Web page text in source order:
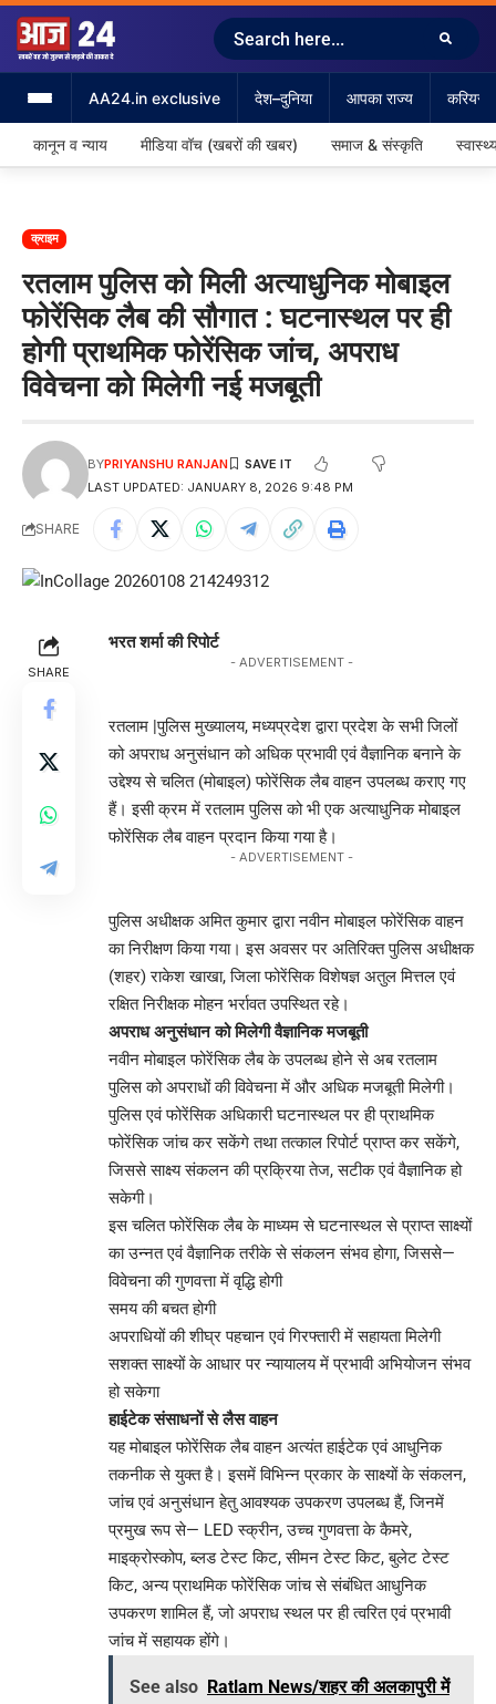
AA24.in exclusive देश–दुनिया आपका राज्य करियर
कानून व न्याय मीडिया वॉच (खबरों की खबर) समाज & संस्कृति
क्राइम
रतलाम पुलिस को मिली अत्याधुनिक मोबाइल
फोरेंसिक लैब की सौगात : घटनास्थल पर ही
होगी प्राथमिक फोरेंसिक जांच, अपराध
विवेचना को मिलेगी नई मजबूती
LAST UPDATED: JANUARY 8, 2026 9:48 PM
BYPRIYANSHU RANJAN
SHARE
SHARE
भरत शर्मा की रिपोर्ट
- ADVERTISEMENT -
रतलाम |पुलिस मुख्यालय, मध्यप्रदेश द्वारा प्रदेश के सभी जिलों
को अपराध अनुसंधान को अधिक प्रभावी एवं वैज्ञानिक बनाने के
उद्देश्य से चलित (मोबाइल) फोरेंसिक लैब वाहन उपलब्ध कराए गए
हैं। इसी क्रम में रतलाम पुलिस को भी एक अत्याधुनिक मोबाइल
फोरेंसिक लैब वाहन प्रदान किया गया है।
- ADVERTISEMENT -
पुलिस अधीक्षक अमित कुमार द्वारा नवीन मोबाइल फोरेंसिक वाहन
का निरीक्षण किया गया। इस अवसर पर अतिरिक्त पुलिस अधीक्षक
(शहर) राकेश खाखा, जिला फोरेंसिक विशेषज्ञ अतुल मित्तल एवं
रक्षित निरीक्षक मोहन भर्रावत उपस्थित रहे।
अपराध अनुसंधान को मिलेगी वैज्ञानिक मजबूती
नवीन मोबाइल फोरेंसिक लैब के उपलब्ध होने से अब रतलाम
पुलिस को अपराधों की विवेचना में और अधिक मजबूती मिलेगी।
पुलिस एवं फोरेंसिक अधिकारी घटनास्थल पर ही प्राथमिक
फोरेंसिक जांच कर सकेंगे तथा तत्काल रिपोर्ट प्राप्त कर सकेंगे,
जिससे साक्ष्य संकलन की प्रक्रिया तेज, सटीक एवं वैज्ञानिक हो
सकेगी।
इस चलित फोरेंसिक लैब के माध्यम से घटनास्थल से प्राप्त साक्ष्यों
का उन्नत एवं वैज्ञानिक तरीके से संकलन संभव होगा, जिससे—
विवेचना की गुणवत्ता में वृद्धि होगी
समय की बचत होगी
अपराधियों की शीघ्र पहचान एवं गिरफ्तारी में सहायता मिलेगी
सशक्त साक्ष्यों के आधार पर न्यायालय में प्रभावी अभियोजन संभव
हो सकेगा
हाईटेक संसाधनों से लैस वाहन
यह मोबाइल फोरेंसिक लैब वाहन अत्यंत हाईटेक एवं आधुनिक
तकनीक से युक्त है। इसमें विभिन्न प्रकार के साक्ष्यों के संकलन,
जांच एवं अनुसंधान हेतु आवश्यक उपकरण उपलब्ध हैं, जिनमें
प्रमुख रूप से— LED स्क्रीन, उच्च गुणवत्ता के कैमरे,
माइक्रोस्कोप, ब्लड टेस्ट किट, सीमन टेस्ट किट, बुलेट टेस्ट
किट, अन्य प्राथमिक फोरेंसिक जांच से संबंधित आधुनिक
उपकरण शामिल हैं, जो अपराध स्थल पर ही त्वरित एवं प्रभावी
जांच में सहायक होंगे।
See also Ratlam News/शहर की अलकापुरी में